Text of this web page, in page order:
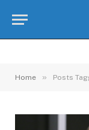
Home » Posts